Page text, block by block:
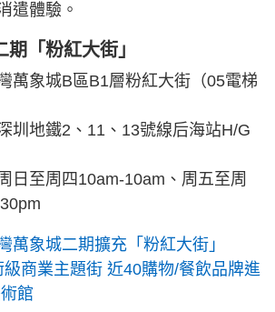
遣體驗。
「粉紅大街」
萬象城B區B1層粉紅大街（05電梯
圳地鐵2、11、13號線后海站H/G
日至周四10am-10am、周五至周
萬象城二期擴充「粉紅大街」
商業主題街 近40購物/餐飲品牌進
館